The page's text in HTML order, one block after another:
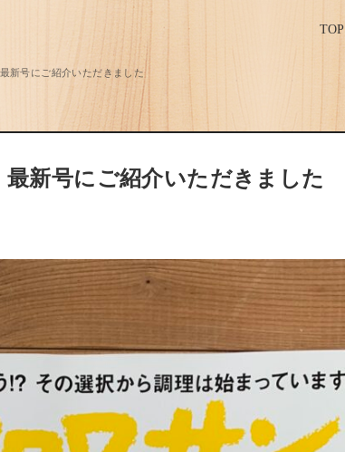
TOP
新号にご紹介いただきました
新号にご紹介いただきました